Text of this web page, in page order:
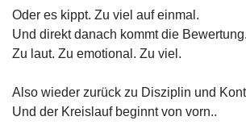
Oder es kippt. Zu viel auf einmal.
Und direkt danach kommt die Bewertung.
Zu laut. Zu emotional. Zu viel.
Also wieder zurück zu Disziplin und
Und der Kreislauf beginnt von vorn..